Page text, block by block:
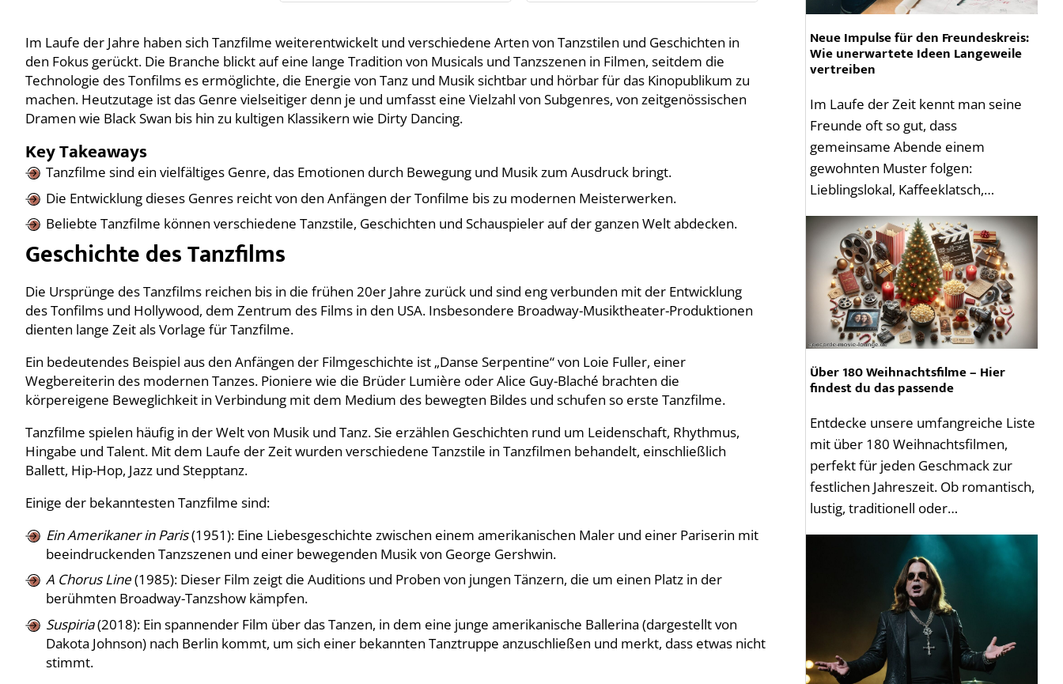
Im Laufe der Jahre haben sich Tanzfilme weiterentwickelt und verschiedene Arten von Tanzstilen und Geschichten in
den Fokus gerückt. Die Branche blickt auf eine lange Tradition von Musicals und Tanzszenen in Filmen, seitdem die
Technologie des Tonfilms es ermöglichte, die Energie von Tanz und Musik sichtbar und hörbar für das Kinopublikum zu
machen. Heutzutage ist das Genre vielseitiger denn je und umfasst eine Vielzahl von Subgenres, von zeitgenössischen
Dramen wie Black Swan bis hin zu kultigen Klassikern wie Dirty Dancing.
Key Takeaways
Tanzfilme sind ein vielfältiges Genre, das Emotionen durch Bewegung und Musik zum Ausdruck bringt.
Die Entwicklung dieses Genres reicht von den Anfängen der Tonfilme bis zu modernen Meisterwerken.
Beliebte Tanzfilme können verschiedene Tanzstile, Geschichten und Schauspieler auf der ganzen Welt abdecken.
Geschichte des Tanzfilms
Die Ursprünge des Tanzfilms reichen bis in die frühen 20er Jahre zurück und sind eng verbunden mit der Entwicklung
des Tonfilms und Hollywood, dem Zentrum des Films in den USA. Insbesondere Broadway-Musiktheater-Produktionen
dienten lange Zeit als Vorlage für Tanzfilme.
Ein bedeutendes Beispiel aus den Anfängen der Filmgeschichte ist „Danse Serpentine“ von Loie Fuller, einer
Wegbereiterin des modernen Tanzes. Pioniere wie die Brüder Lumière oder Alice Guy-Blaché brachten die
körpereigene Beweglichkeit in Verbindung mit dem Medium des bewegten Bildes und schufen so erste Tanzfilme.
Tanzfilme spielen häufig in der Welt von Musik und Tanz. Sie erzählen Geschichten rund um Leidenschaft, Rhythmus,
Hingabe und Talent. Mit dem Laufe der Zeit wurden verschiedene Tanzstile in Tanzfilmen behandelt, einschließlich
Ballett, Hip-Hop, Jazz und Stepptanz.
Einige der bekanntesten Tanzfilme sind:
Ein Amerikaner in Paris(1951): Eine Liebesgeschichte zwischen einem amerikanischen Maler und einer Pariserin mit
beeindruckenden Tanzszenen und einer bewegenden Musik von George Gershwin.
A Chorus Line(1985): Dieser Film zeigt die Auditions und Proben von jungen Tänzern, die um einen Platz in der
berühmten Broadway-Tanzshow kämpfen.
Suspiria(2018): Ein spannender Film über das Tanzen, in dem eine junge amerikanische Ballerina (dargestellt von
Dakota Johnson) nach Berlin kommt, um sich einer bekannten Tanztruppe anzuschließen und merkt, dass etwas nicht
stimmt.
Neue Impulse für den Freundeskreis:
Wie unerwartete Ideen Langeweile
vertreiben
Im Laufe der Zeit kennt man seine
Freunde oft so gut, dass
gemeinsame Abende einem
gewohnten Muster folgen:
Lieblingslokal, Kaffeeklatsch,…
Über 180 Weihnachtsfilme – Hier
findest du das passende
Entdecke unsere umfangreiche Liste
mit über 180 Weihnachtsfilmen,
perfekt für jeden Geschmack zur
festlichen Jahreszeit. Ob romantisch,
lustig, traditionell oder…